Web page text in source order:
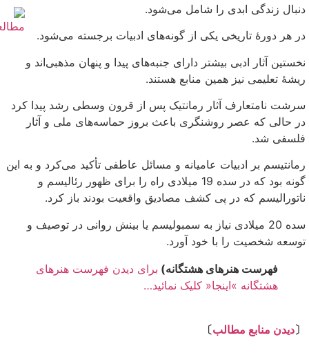
دنبال زندگی ابدی را شامل می‌شود.
در هر دورهٔ تاریخی یکی از گونه‌های ادبیات برجسته می‌شود.
نخستین آثار ادبی بیشتر دارای جنبه‌های پیدا و پنهان مذهبی‌اند و
ریشهٔ تعلیمی نیز همین منابع هستند.
سرشت نامتعارف آثار رمانتیک پس از قرون وسطی رشد پیدا کرد
در حالی که عصر روشنگری باعث بروز حماسه‌های ملی و آثار
فلسفی شد.
رمانتیسم بر ادبیات عامیانه و مسائل عاطفی تأکید می‌کرد و به این
گونه بود که در سده 19 میلادی راه را برای ظهور رئالیسم و
ناتورالیسم که در پی کشف مصادیق واقعیت بودند باز کرد.
سده 20 میلادی نیاز به سمبولیسم یا بینش روانی در توصیف و
توسعه شخصیت را با خود آورد.
فهرست هنرهای هشتگانه) برای دیدن فهرست هنرهای
هشتگانه »اینجا« کلیک نمائید…
〔دیدن منابع مطالب〕